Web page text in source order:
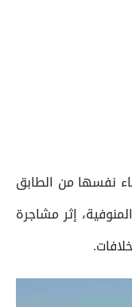
نفسها من الطابق
إثر مشاجرة